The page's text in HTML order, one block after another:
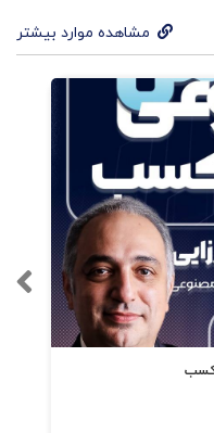
خصوصیات
خصوصیات روی
دارند اگر با این
عقب مانده‌اید در
تا خود را ثابت کنید
که توانسته اند
کنند
مشاهده موارد بیشتر